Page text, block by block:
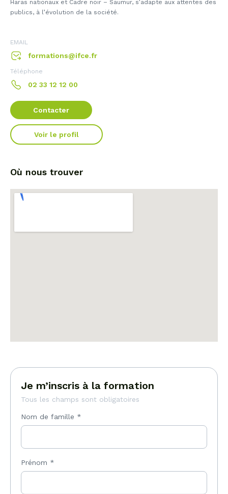
Haras nationaux et Cadre noir – Saumur, s’adapte aux attentes des
publics, à l’évolution de la société.
EMAIL
formations@ifce.fr
Téléphone
02 33 12 12 00
Contacter
Voir le profil
Où nous trouver
Je m’inscris à la formation
Tous les champs sont obligatoires
Nom de famille *
Prénom *